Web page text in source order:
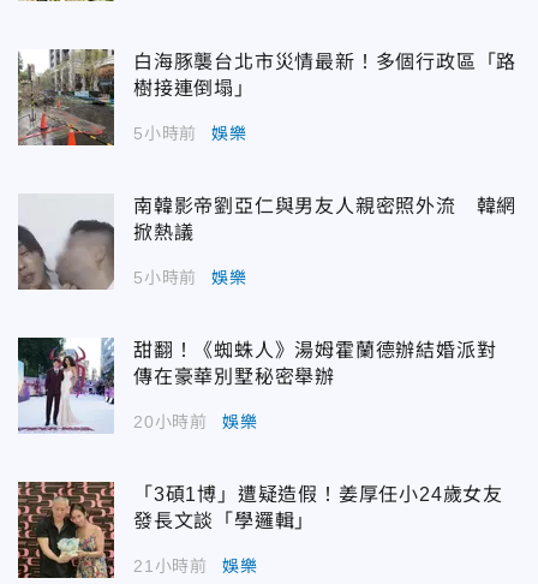
白海豚襲台北市災情最新！多個行政區「路
樹接連倒塌」
5小時前 娛樂
南韓影帝劉亞仁與男友人親密照外流 韓網
掀熱議
5小時前 娛樂
甜翻！《蜘蛛人》湯姆霍蘭德辦結婚派對
傳在豪華別墅秘密舉辦
20小時前 娛樂
「3碩1博」遭疑造假！姜厚任小24歲女友
發長文談「學邏輯」
21小時前 娛樂